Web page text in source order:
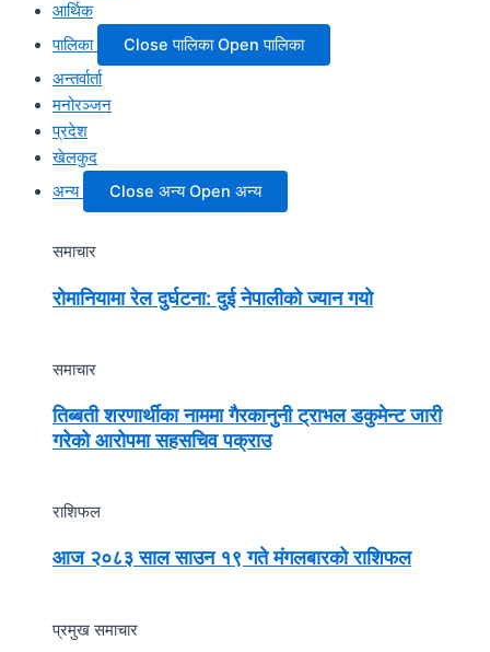
आर्थिक
पालिका
Close पालिका Open पालिका
अन्तर्वार्ता
मनोरञ्जन
प्रदेश
खेलकुद
अन्य
Close अन्य Open अन्य
समाचार
रोमानियामा रेल दुर्घटना: दुई नेपालीको ज्यान गयो
समाचार
तिब्बती शरणार्थीका नाममा गैरकानुनी ट्राभल डकुमेन्ट जारी
गरेको आरोपमा सहसचिव पक्राउ
राशिफल
आज २०८३ साल साउन १९ गते मंगलबारको राशिफल
प्रमुख समाचार